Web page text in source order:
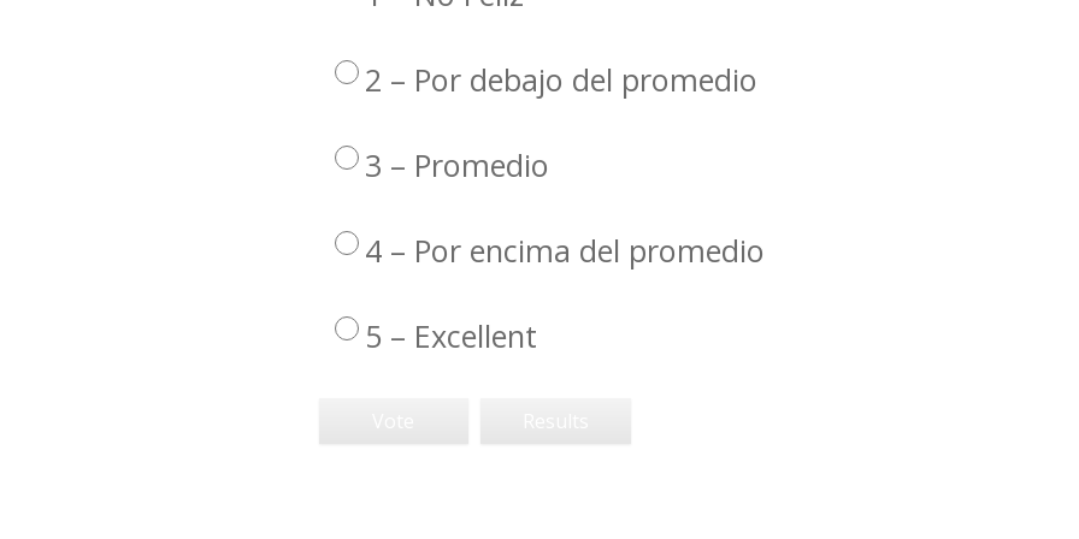
2 – Por debajo del promedio
3 – Promedio
4 – Por encima del promedio
5 – Excellent